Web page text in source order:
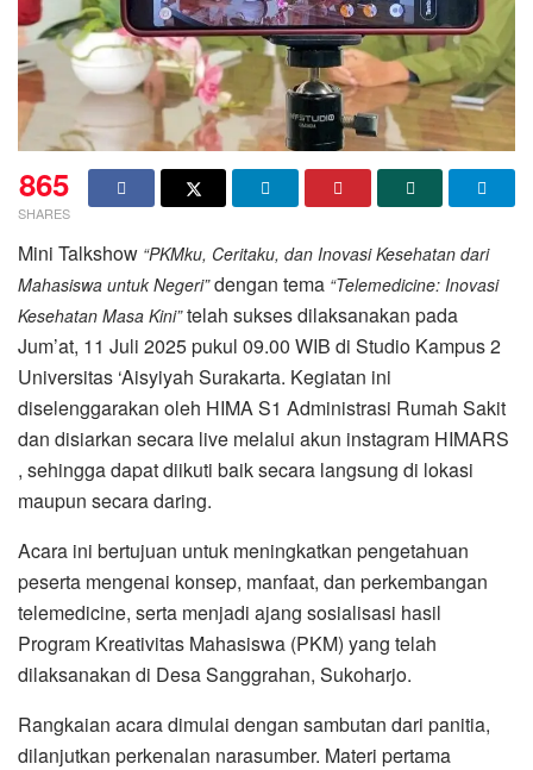
865
SHARES
Mini Talkshow “PKMku, Ceritaku, dan Inovasi Kesehatan dari
Mahasiswa untuk Negeri”dengan tema “Telemedicine: Inovasi
Kesehatan Masa Kini”telah sukses dilaksanakan pada
Jum’at, 11 Juli 2025 pukul 09.00 WIB di Studio Kampus 2
Universitas ‘Aisyiyah Surakarta. Kegiatan ini
diselenggarakan oleh HIMA S1 Administrasi Rumah Sakit
dan disiarkan secara live melalui akun instagram HIMARS
, sehingga dapat diikuti baik secara langsung di lokasi
maupun secara daring.
Acara ini bertujuan untuk meningkatkan pengetahuan
peserta mengenai konsep, manfaat, dan perkembangan
telemedicine, serta menjadi ajang sosialisasi hasil
Program Kreativitas Mahasiswa (PKM) yang telah
dilaksanakan di Desa Sanggrahan, Sukoharjo.
Rangkaian acara dimulai dengan sambutan dari panitia,
dilanjutkan perkenalan narasumber. Materi pertama